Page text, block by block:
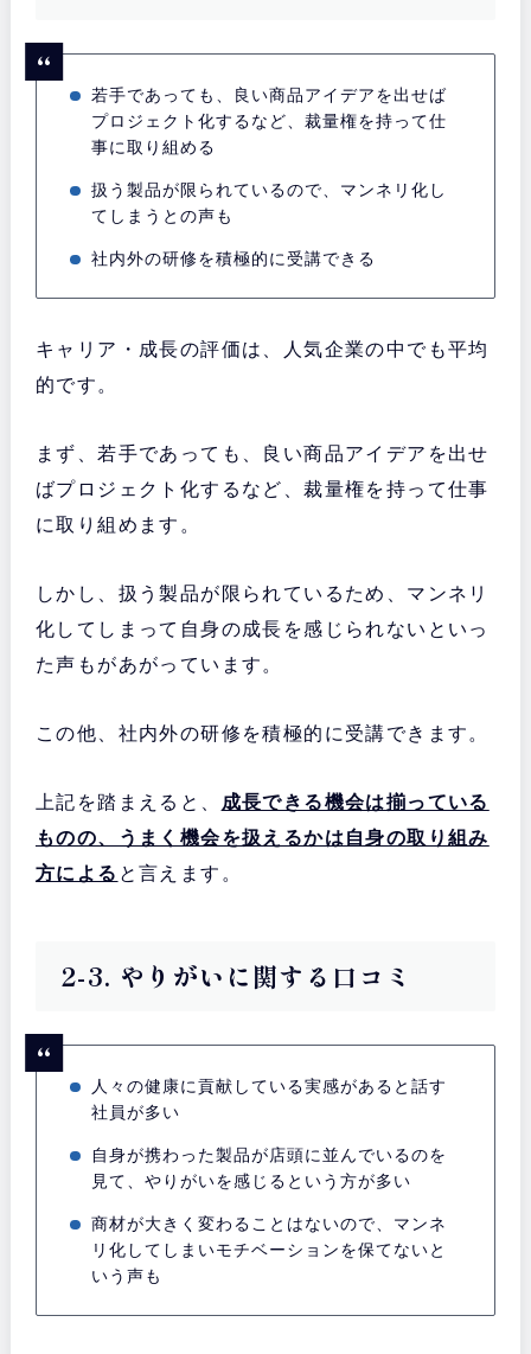
若手であっても、良い商品アイデアを出せば
プロジェクト化するなど、裁量権を持って仕
事に取り組める
扱う製品が限られているので、マンネリ化し
てしまうとの声も
社内外の研修を積極的に受講できる
キャリア・成長の評価は、人気企業の中でも平均
的です。
まず、若手であっても、良い商品アイデアを出せ
ばプロジェクト化するなど、裁量権を持って仕事
に取り組めます。
しかし、扱う製品が限られているため、マンネリ
化してしまって自身の成長を感じられないといっ
た声もがあがっています。
この他、社内外の研修を積極的に受講できます。
上記を踏まえると、 成長できる機会は揃っている
ものの、うまく機会を扱えるかは自身の取り組み
方による と言えます。
2-3. やりがいに関する口コミ
人々の健康に貢献している実感があると話す
社員が多い
自身が携わった製品が店頭に並んでいるのを
見て、やりがいを感じるという方が多い
商材が大きく変わることはないので、マンネ
リ化してしまいモチベーションを保てないと
いう声も